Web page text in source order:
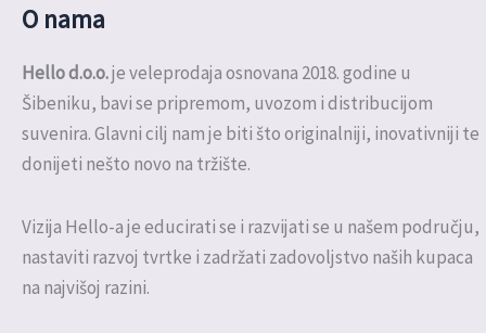
O nama
Hello d.o.o.je veleprodaja osnovana 2018. godine u
Šibeniku, bavi se pripremom, uvozom i distribucijom
suvenira. Glavni cilj nam je biti što originalniji, inovativniji te
donijeti nešto novo na tržište.
Vizija Hello-a je educirati se i razvijati se u našem području,
nastaviti razvoj tvrtke i zadržati zadovoljstvo naših kupaca
na najvišoj razini.